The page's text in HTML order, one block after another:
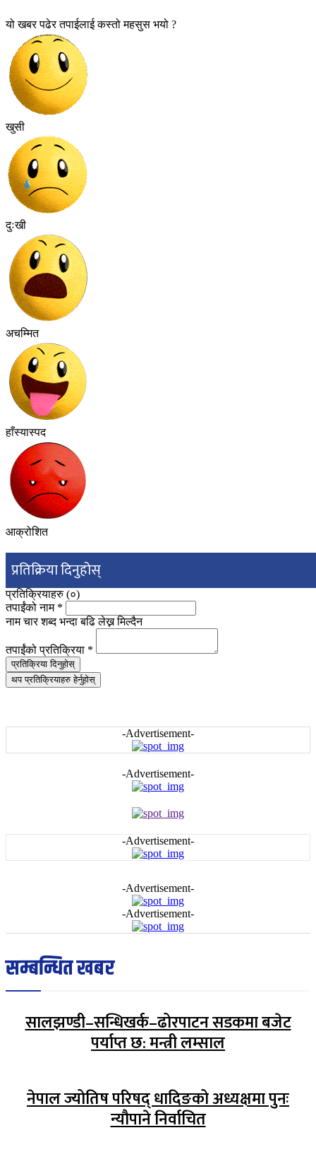
यो खबर पढेर तपाईलाई कस्तो महसुस भयो ?
खुसी
दुःखी
अचम्मित
हाँस्यास्पद
आक्रोशित
प्रतिक्रिया दिनुहोस्
प्रतिक्रियाहरु (०)
तपाईंको नाम *
नाम चार शब्द भन्दा बढि लेख्न मिल्दैन
तपाईंको प्रतिक्रिया *
प्रतिक्रिया दिनुहोस्
थप प्रतिक्रियाहरु हेर्नुहोस्
-Advertisement-
-Advertisement-
-Advertisement-
-Advertisement-
-Advertisement-
सम्बन्धित खबर
सालझण्डी–सन्धिखर्क–ढोरपाटन सडकमा बजेट
पर्याप्त छ: मन्त्री लम्साल
नेपाल ज्योतिष परिषद् धादिङको अध्यक्षमा पुनः
न्यौपाने निर्वाचित